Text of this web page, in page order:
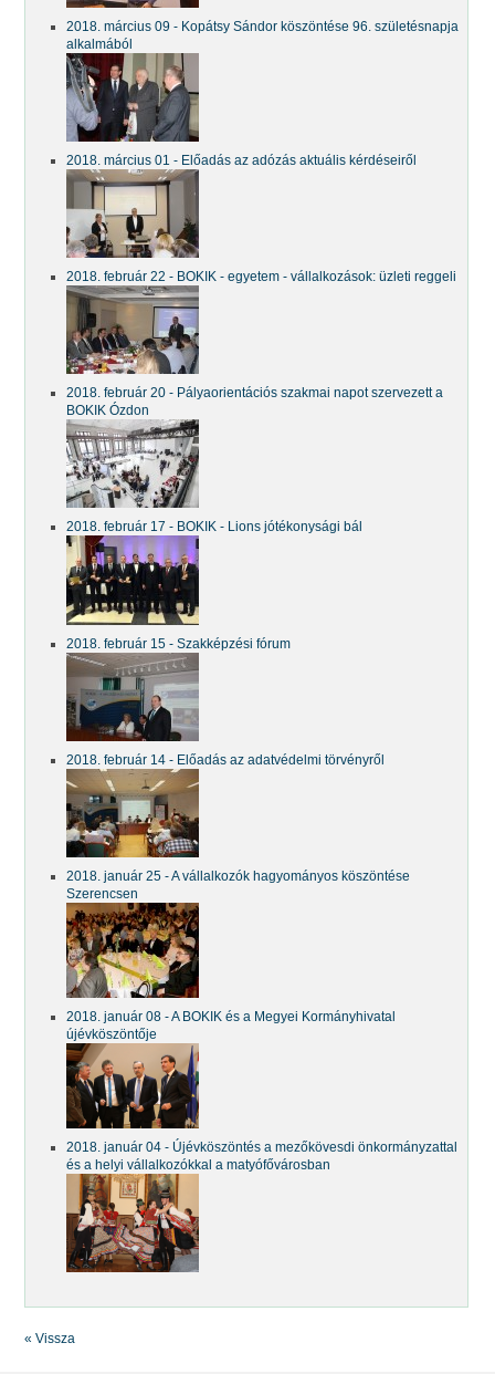
2018. március 09 - Kopátsy Sándor köszöntése 96. születésnapja
alkalmából
2018. március 01 - Előadás az adózás aktuális kérdéseiről
2018. február 22 - BOKIK - egyetem - vállalkozások: üzleti reggeli
2018. február 20 - Pályaorientációs szakmai napot szervezett a
BOKIK Ózdon
2018. február 17 - BOKIK - Lions jótékonysági bál
2018. február 15 - Szakképzési fórum
2018. február 14 - Előadás az adatvédelmi törvényről
2018. január 25 - A vállalkozók hagyományos köszöntése
Szerencsen
2018. január 08 - A BOKIK és a Megyei Kormányhivatal
újévköszöntője
2018. január 04 - Újévköszöntés a mezőkövesdi önkormányzattal
és a helyi vállalkozókkal a matyófővárosban
« Vissza